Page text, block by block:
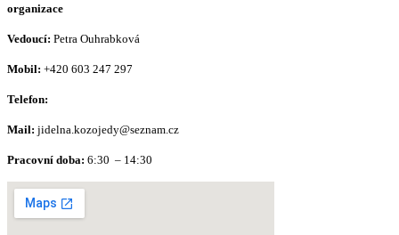
organizace
Vedoucí: Petra Ouhrabková
Mobil: +420 603 247 297
Telefon:
Mail: jidelna.kozojedy@seznam.cz
Pracovní doba: 6:30 – 14:30